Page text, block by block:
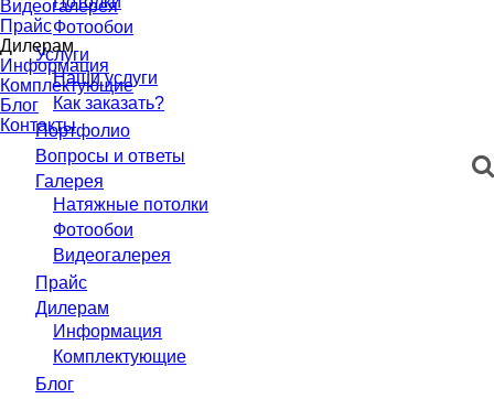
Видеогалерея
Прайс
Дилерам
Информация
Комплектующие
Блог
Контакты
Фотообои
Услуги
Наши услуги
Как заказать?
Портфолио
Вопросы и ответы
Галерея
Натяжные потолки
Фотообои
Видеогалерея
Прайс
Дилерам
Информация
Комплектующие
Блог